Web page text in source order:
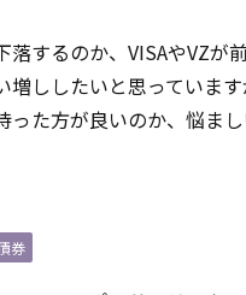
落するのか、VISAやVZが
増ししたいと思っていま
った方が良いのか、悩まし
券